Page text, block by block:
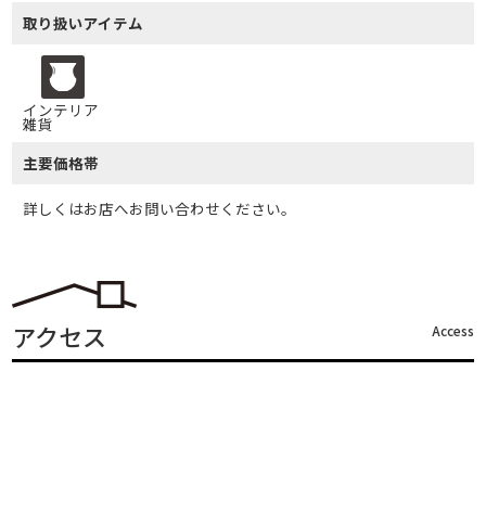
取り扱いアイテム
インテリア
雑貨
主要価格帯
詳しくはお店へお問い合わせください。
アクセス Access